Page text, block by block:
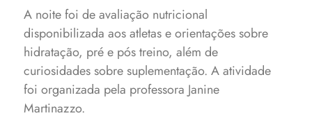
A noite foi de avaliação nutricional
disponibilizada aos atletas e orientações sobre
hidratação, pré e pós treino, além de
curiosidades sobre suplementação. A atividade
foi organizada pela professora Janine
Martinazzo.